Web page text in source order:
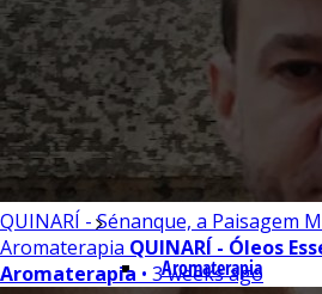
Aromaterapia
Fórmulas Caseiras
Medicinais
Aromaterapia
QUINARÍ - Sénanque, a Paisagem
Aromaterapia QUINARÍ - Óleos
Aromaterapia • 3 weeks ago